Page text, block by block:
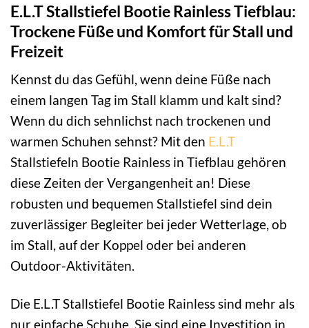
E.L.T Stallstiefel Bootie Rainless Tiefblau:
Trockene Füße und Komfort für Stall und
Freizeit
Kennst du das Gefühl, wenn deine Füße nach
einem langen Tag im Stall klamm und kalt sind?
Wenn du dich sehnlichst nach trockenen und
warmen Schuhen sehnst? Mit den E.L.T
Stallstiefeln Bootie Rainless in Tiefblau gehören
diese Zeiten der Vergangenheit an! Diese
robusten und bequemen Stallstiefel sind dein
zuverlässiger Begleiter bei jeder Wetterlage, ob
im Stall, auf der Koppel oder bei anderen
Outdoor-Aktivitäten.
Die E.L.T Stallstiefel Bootie Rainless sind mehr als
nur einfache Schuhe. Sie sind eine Investition in